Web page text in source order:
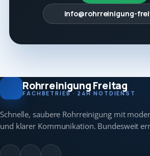
info@rohrreinigung-
Rohrreinigung Freitag
FACHBETRIEB · 24H NOTDIENST
Schnelle, saubere Rohrreinigung mit
und klarer Kommunikation. Bundesweit